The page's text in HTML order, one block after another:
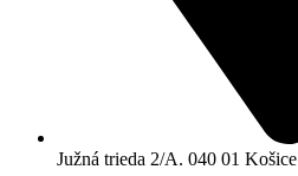
Južná trieda 2/A. 040 01 Košice